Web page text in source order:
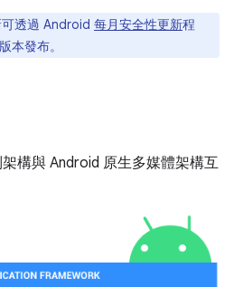
透過 Android 每月安全性更新程
本發布。
構與 Android 原生多媒體架構互